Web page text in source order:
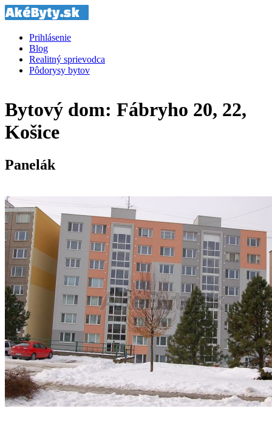
Prihlásenie
Blog
Realitný sprievodca
Pôdorysy bytov
Bytový dom: Fábryho 20, 22,
Košice
Panelák